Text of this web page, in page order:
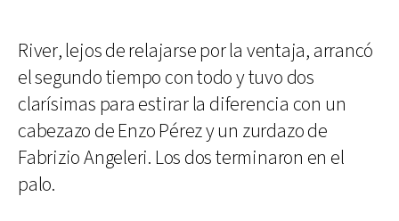
River, lejos de relajarse por la ventaja, arrancó
el segundo tiempo con todo y tuvo dos
clarísimas para estirar la diferencia con un
cabezazo de Enzo Pérez y un zurdazo de
Fabrizio Angeleri. Los dos terminaron en el
palo.